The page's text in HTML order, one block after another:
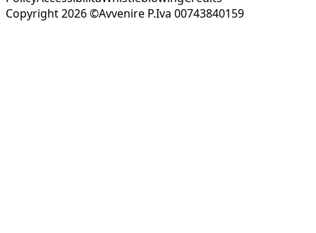
Copyright 2026 ©Avvenire P.Iva 00743840159